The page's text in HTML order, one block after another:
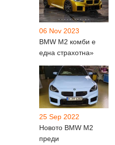
06 Nov 2023
BMW M2 комби е
една страхотна»
25 Sep 2022
Новото BMW M2
преди